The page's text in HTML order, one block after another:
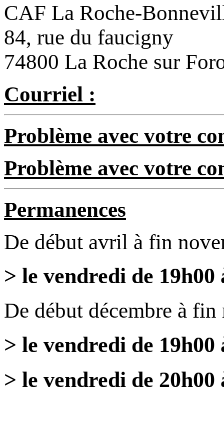
CAF La Roche-
84, rue du faucigny
74800 La Roche sur
Courriel :
Problème avec votre
Problème avec votre
Permanences
De début avril à fin
> le vendredi de 19h00
De début décembre à fin
> le vendredi de
> le vendredi de